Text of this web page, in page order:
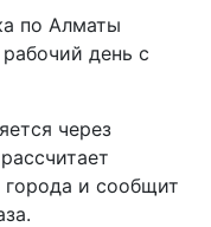
по Алматы
день с
через
и сообщит